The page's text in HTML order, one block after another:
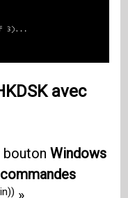
avec
boutonWindows